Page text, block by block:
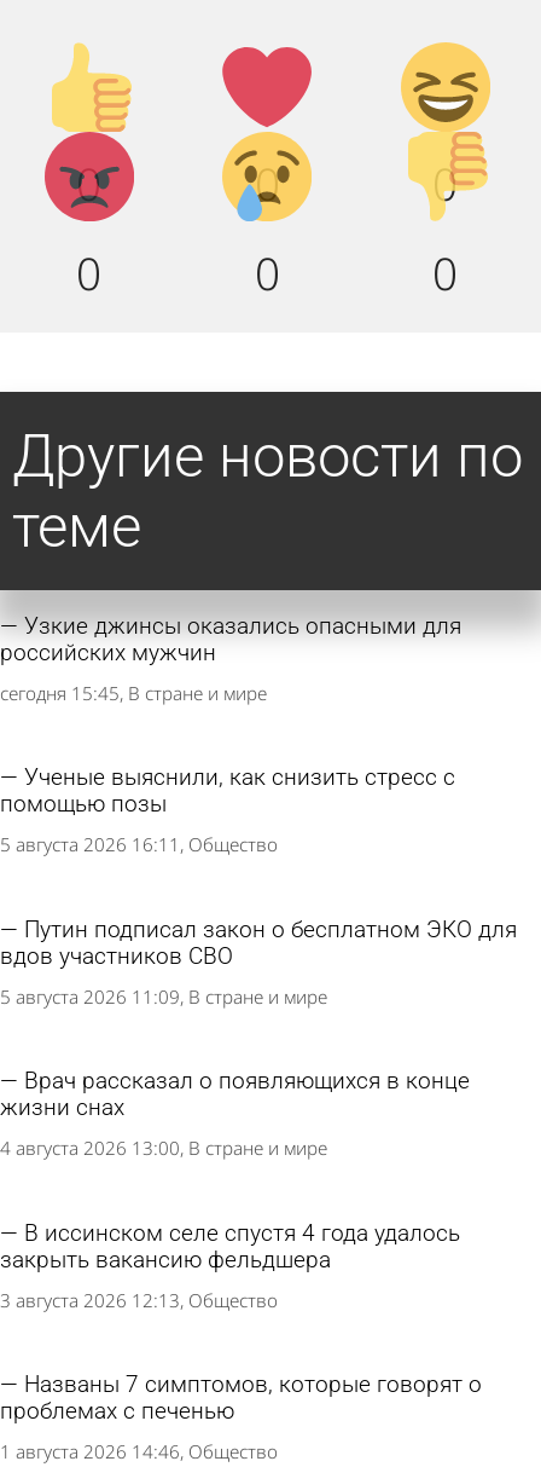
Палец
вверх!
0
Лайк!
0
Дикий
смех!
0
Агрессия!
0
Грусть :(
0
Палец
вниз!
0
Другие новости по
теме
Узкие джинсы оказались опасными для
российских мужчин
сегодня 15:45 В стране и мире
Ученые выяснили, как снизить стресс с
помощью позы
5 августа 2026 16:11 Общество
Путин подписал закон о бесплатном ЭКО для
вдов участников СВО
5 августа 2026 11:09 В стране и мире
Врач рассказал о появляющихся в конце
жизни снах
4 августа 2026 13:00 В стране и мире
В иссинском селе спустя 4 года удалось
закрыть вакансию фельдшера
3 августа 2026 12:13 Общество
Названы 7 симптомов, которые говорят о
проблемах с печенью
1 августа 2026 14:46 Общество